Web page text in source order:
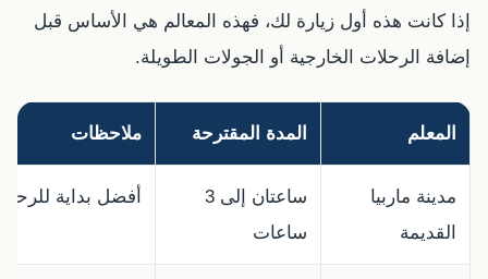
إذا كانت هذه أول زيارة لك، فهذه المعالم هي الأساس قبل
إضافة الرحلات الخارجية أو الجولات الطويلة.
المعلم المدة المقترحة ملاحظات
مدينة ماربيا
القديمة
ساعتان إلى 3
ساعات
أفضل بداية